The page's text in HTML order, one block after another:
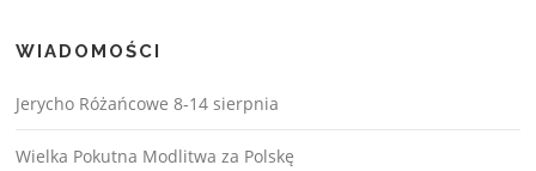
WIADOMOŚCI
Jerycho Różańcowe 8-14 sierpnia
Wielka Pokutna Modlitwa za Polskę